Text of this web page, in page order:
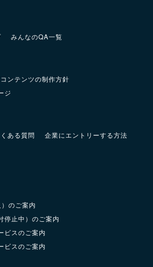
みんなのQA一覧
ンテンツの制作方針
ジ
ある質問 企業にエントリーする方法
のご案内
停止中）のご案内
ビスのご案内
ビスのご案内